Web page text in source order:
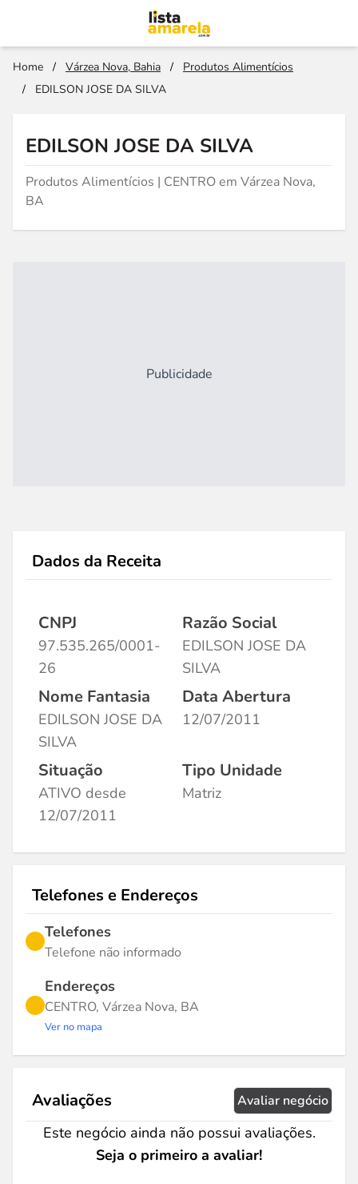
Home / Várzea Nova, Bahia /
Produtos Alimentícios
/
EDILSON JOSE DA SILVA
EDILSON JOSE DA SILVA
Produtos Alimentícios | CENTRO em Várzea Nova,
BA
Publicidade
Dados da Receita
CNPJ
97.535.265/0001-
26
Razão Social
EDILSON JOSE DA
SILVA
Nome Fantasia
EDILSON JOSE DA
SILVA
Data Abertura
12/07/2011
Situação
ATIVO desde
12/07/2011
Tipo Unidade
Matriz
Telefones e Endereços
Telefones
Telefone não informado
Endereços
CENTRO, Várzea Nova, BA
Ver no mapa
Avaliações Avaliar negócio
Este negócio ainda não possui avaliações.
Seja o primeiro a avaliar!